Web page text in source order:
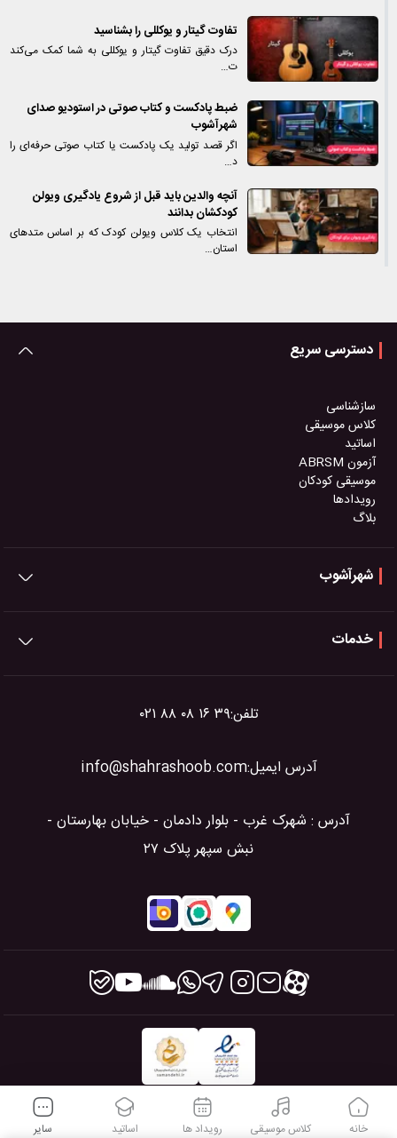
خانه کلاس موسیقی رویداد ها اساتید سایر
تفاوت گیتار و یوکللی را بشناسید
درک دقیق تفاوت گیتار و یوکللی به شما کمک می‌کند
ت…
ضبط پادکست و کتاب صوتی در استودیو صدای
شهرآشوب
اگر قصد تولید یک پادکست یا کتاب صوتی حرفه‌ای را
د…
آنچه والدین باید قبل از شروع یادگیری ویولن
کودکشان بدانند
انتخاب یک کلاس ویولن کودک که بر اساس متدهای
استان…
تلفن:۰۲۱ ۸۸ ۰۸ ۱۶ ۳۹
آدرس ایمیل:info@shahrashoob.com
آدرس : شهرک غرب - بلوار دادمان - خیابان بهارستان -
نبش سپهر پلاک ۲۷
دسترسی سریع
سازشناسی
کلاس موسیقی
اساتید
آزمون ABRSM
موسیقی کودکان
رویدادها
بلاگ
شهرآشوب
خدمات
طراحی شده در آژانس خلاقیت شهرآشوب